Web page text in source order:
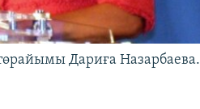
Дариға